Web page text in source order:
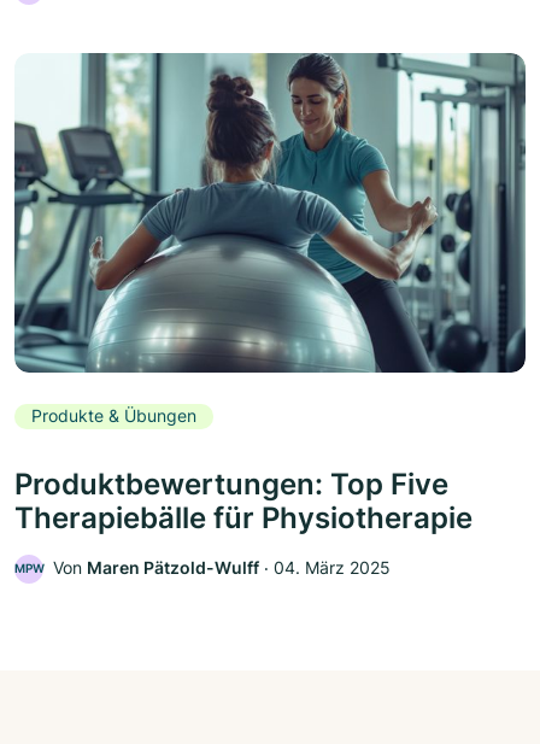
Produkte & Übungen
Produktbewertungen: Top Five
Therapiebälle für Physiotherapie
MPW Von Maren Pätzold-Wulff ‧ 04. März 2025